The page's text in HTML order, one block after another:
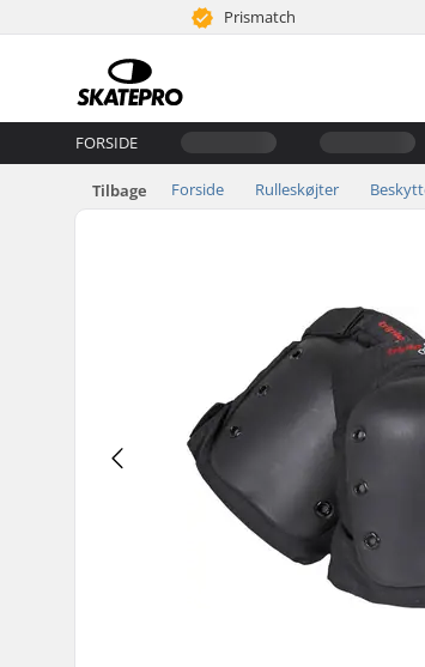
Prismatch
FORSIDE
Tilbage Forside Rulleskøjter